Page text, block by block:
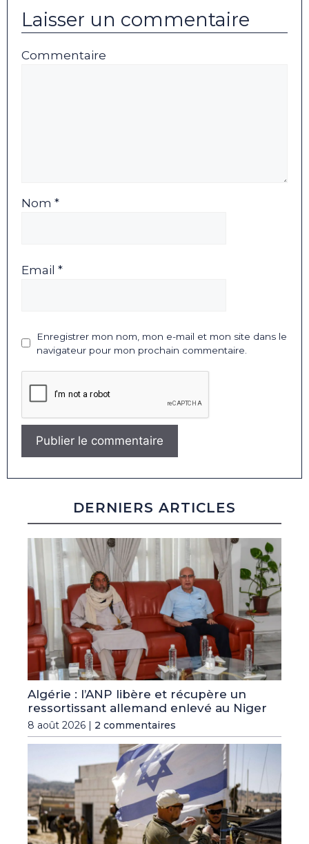
Laisser un commentaire
Commentaire
Nom *
Email *
Enregistrer mon nom, mon e-mail et mon site dans le
navigateur pour mon prochain commentaire.
DERNIERS ARTICLES
Algérie : l’ANP libère et récupère un
ressortissant allemand enlevé au Niger
8 août 2026 | 2 commentaires